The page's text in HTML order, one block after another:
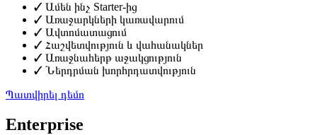
✓ Ամեն ինչ Starter-ից
✓ Առաջարկների կառավարում
✓ Ավտոմատացում
✓ Հաշվետվություն և վահանակներ
✓ Առաջնահերթ աջակցություն
✓ Ներդրման խորհրդատվություն
Պատվիրել դեմո
Enterprise